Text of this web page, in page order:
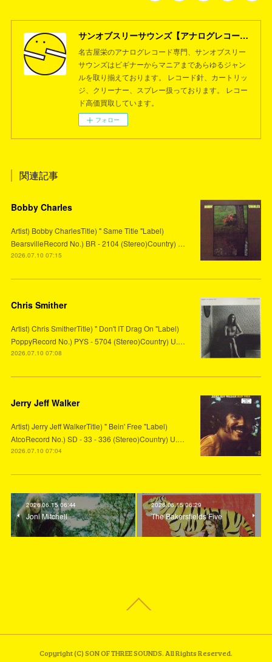
サンオブスリーサウンズ【アナログレコード専門店】名古屋栄
名古屋栄のアナログレコード専門、サンオブスリー
サウンズはビギナーからマニアまであらゆるジャン
ルを取り揃えております。 レコード針、カートリッ
ジ、クリーナー、スプレー扱っております。 レコー
ド高価買取しています。
フォロー
関連記事
Bobby Charles
Artist) Bobby CharlesTitle) " Same Title "Label)
BearsvilleRecord No.) BR - 2104 (Stereo)Country) …
2026.07.10 07:15
Chris Smither
Artist) Chris SmitherTitle) " Don't IT Drag On "Label)
PoppyRecord No.) PYS - 5704 (Stereo)Country) U.…
2026.07.10 07:08
Jerry Jeff Walker
Artist) Jerry Jeff WalkerTitle) " Bein' Free "Label)
AtcoRecord No.) SD - 33 - 336 (Stereo)Country) U.…
2026.07.10 07:04
2026.06.15 06:44
Joni Mitchell
2026.06.15 06:29
The Bakersfields Five
Copyright (C) SON OF THREE SOUNDS. All Rights Reserved.